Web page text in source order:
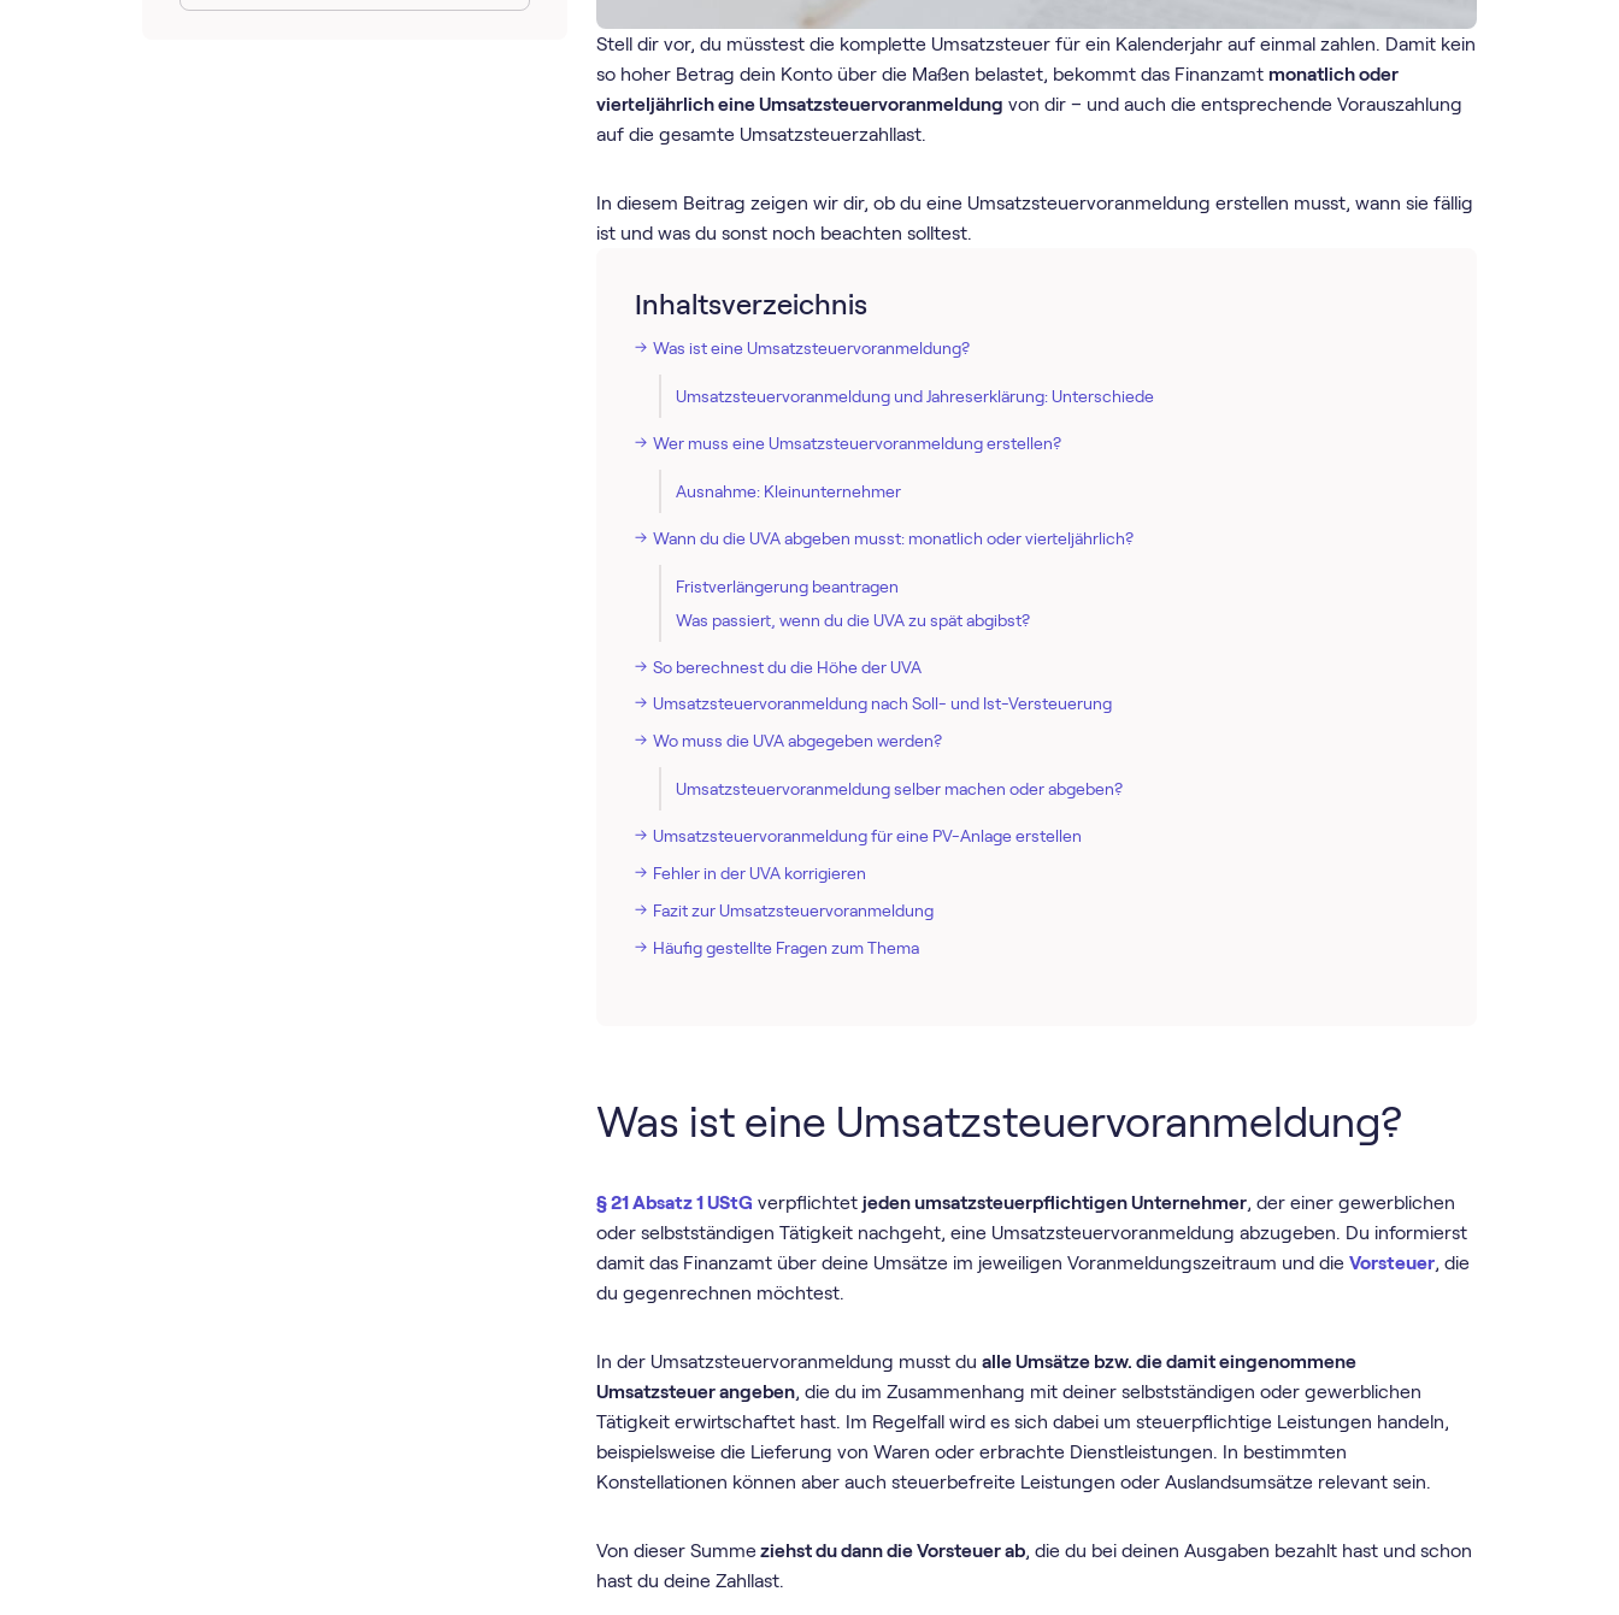
Stell dir vor, du müsstest die komplette Umsatzsteuer für ein Kalenderjahr auf einmal zahlen. Damit kein
so hoher Betrag dein Konto über die Maßen belastet, bekommt das Finanzamtmonatlich oder
vierteljährlich eine Umsatz­steuer­voranmeldung von dir – und auch die entsprechende Vorauszahlung
auf die gesamte Umsatzsteuerzahllast.
In diesem Beitrag zeigen wir dir, ob du eine Umsatz­steuer­voranmeldung erstellen musst, wann sie fällig
ist und was du sonst noch beachten solltest.
Inhaltsverzeichnis
Was ist eine Umsatz­steuer­voranmeldung?
Umsatz­steuer­voranmeldung und Jahreserklärung: Unterschiede
Wer muss eine Umsatz­steuer­voranmeldung erstellen?
Ausnahme: Kleinunternehmer
Wann du die UVA abgeben musst: monatlich oder vierteljährlich?
Fristverlängerung beantragen
Was passiert, wenn du die UVA zu spät abgibst?
So berechnest du die Höhe der UVA
Umsatz­steuer­voranmeldung nach Soll- und Ist-Versteuerung
Wo muss die UVA abgegeben werden?
Umsatz­steuer­voranmeldung selber machen oder abgeben?
Umsatz­steuer­voranmeldung für eine PV-Anlage erstellen
Fehler in der UVA korrigieren
Fazit zur Umsatz­steuer­voranmeldung
Häufig gestellte Fragen zum Thema
Was ist eine Umsatz­steuer­voranmeldung?
§ 21 Absatz 1 UStG verpflichtetjeden umsatzsteuerpflichtigen Unternehmer, der einer gewerblichen
oder selbstständigen Tätigkeit nachgeht, eine Umsatz­steuer­voranmeldung abzugeben. Du informierst
damit das Finanzamt über deine Umsätze im jeweiligen Voranmeldungszeitraum und dieVorsteuer, die
du gegenrechnen möchtest.
In der Umsatz­steuer­voranmeldung musst dualle Umsätze bzw. die damit eingenommene
Umsatzsteuer angeben, die du im Zusammenhang mit deiner selbstständigen oder gewerblichen
Tätigkeit erwirtschaftet hast. Im Regelfall wird es sich dabei um steuerpflichtige Leistungen handeln,
beispielsweise die Lieferung von Waren oder erbrachte Dienstleistungen. In bestimmten
Konstellationen können aber auch steuerbefreite Leistungen oder Auslandsumsätze relevant sein.
Von dieser Summe ziehst du dann die Vorsteuer ab, die du bei deinen Ausgaben bezahlt hast und schon
hast du deine Zahllast.